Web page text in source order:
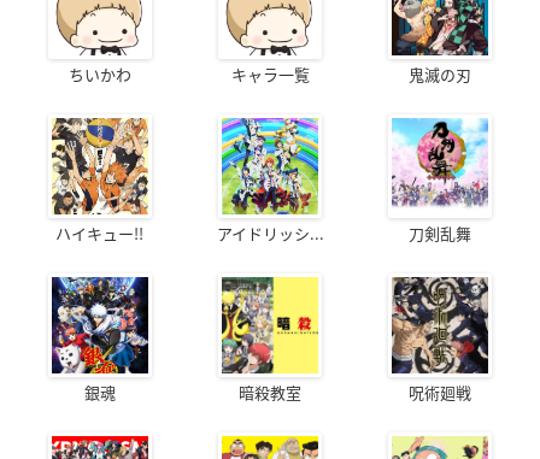
ちいかわ キャラ一覧 鬼滅の刃
ハイキュー!! アイドリッシ... 刀剣乱舞
銀魂 暗殺教室 呪術廻戦